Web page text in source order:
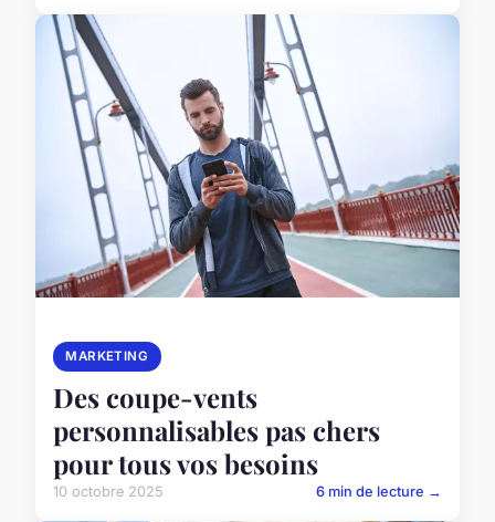
MARKETING
Des coupe-vents
personnalisables pas chers
pour tous vos besoins
10 octobre 2025 6 min de lecture →